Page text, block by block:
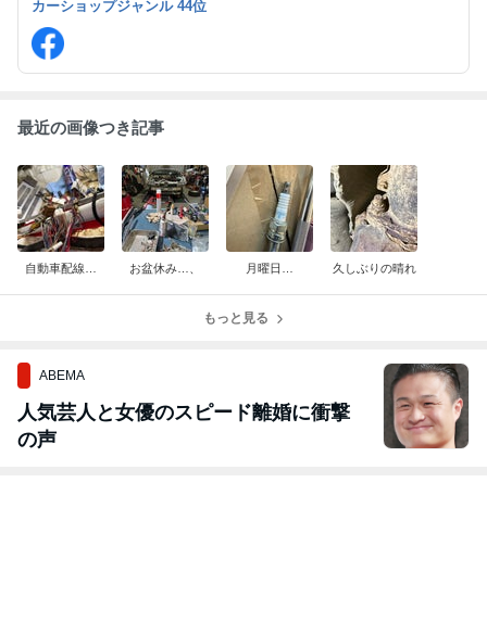
カーショップジャンル 44位
最近の画像つき記事
自動車配線… お盆休み…、 月曜日… 久しぶりの晴れ
もっと見る
ABEMA
人気芸人と女優のスピード離婚に衝撃
の声